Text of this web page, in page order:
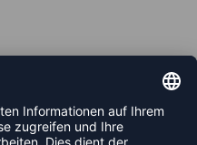
UND VERPASSE KEINE